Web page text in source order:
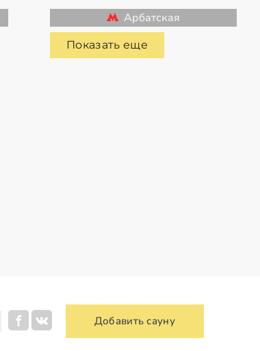
Арбатская
Показать еще
Добавить сауну